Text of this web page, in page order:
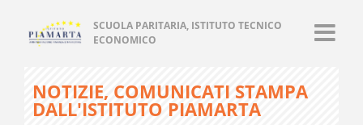
SCUOLA PARITARIA, ISTITUTO TECNICO
ECONOMICO
NOTIZIE, COMUNICATI STAMPA
DALL'ISTITUTO PIAMARTA